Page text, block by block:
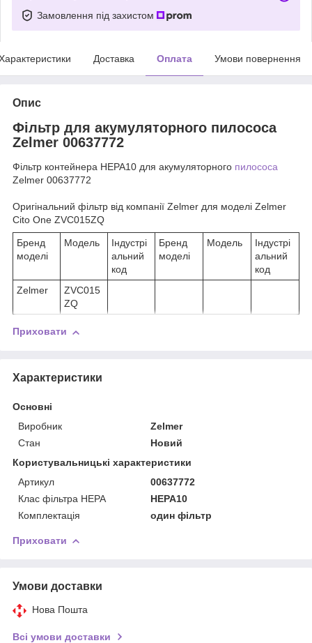
Замовлення під захистом
Доставка Оплата Умови повернення
Опис
Фільтр для акумуляторного пилососа
Zelmer 00637772
Фільтр контейнера HEPA10 для акумуляторного пилососа
Zelmer 00637772
Оригінальний фільтр від компанії Zelmer для моделі Zelmer
Cito One ZVC015ZQ
Бренд
моделі
Модель
Індустрі
альний
код
Бренд
моделі
Модель
Індустрі
альний
код
Zelmer
ZVC015
ZQ
Приховати
Характеристики
Основні
Виробник
Zelmer
Стан
Новий
Користувальницькі характеристики
Артикул
00637772
Клас фільтра HEPA
HEPA10
Комплектація
один фільтр
Приховати
Умови доставки
Нова Пошта
Всі умови доставки